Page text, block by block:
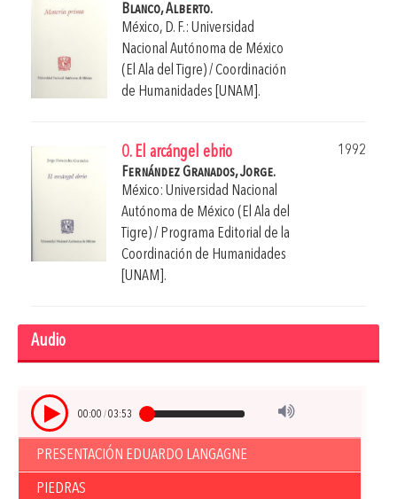
Blanco, Alberto.
México, D. F.: Universidad
Nacional Autónoma de México
(El Ala del Tigre) / Coordinación
de Humanidades [UNAM].
0. El arcángel ebrio
1992
Fernández Granados, Jorge.
México: Universidad Nacional
Autónoma de México (El Ala del
Tigre) / Programa Editorial de la
Coordinación de Humanidades
[UNAM].
Audio
00:00 /03:53
PRESENTACIÓN EDUARDO LANGAGNE
PIEDRAS